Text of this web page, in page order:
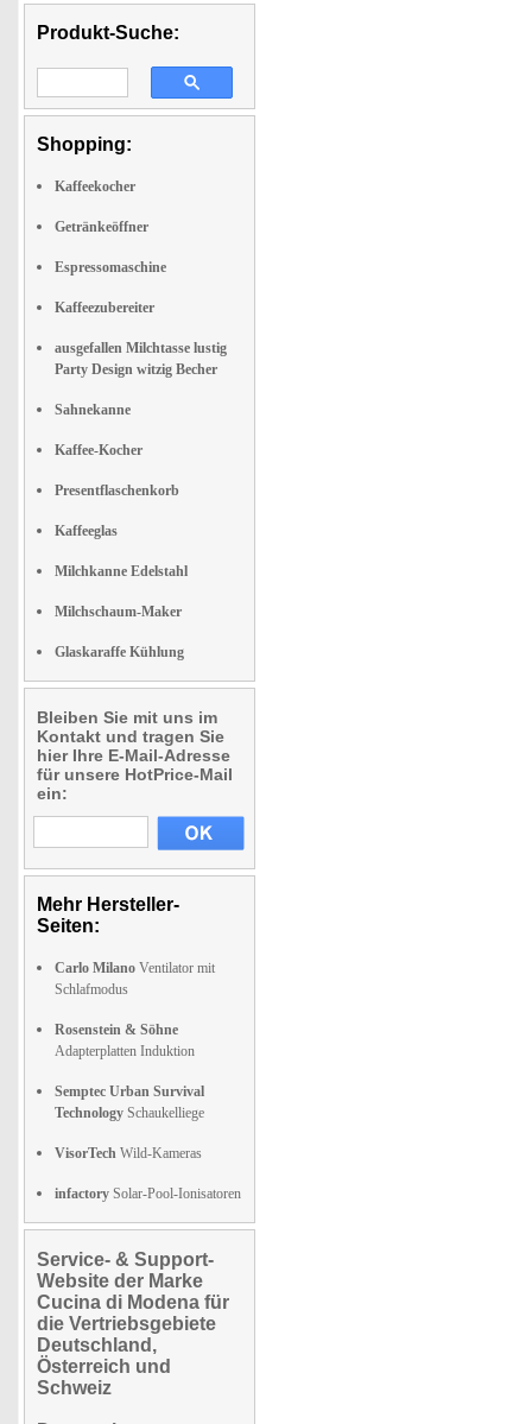
Produkt-Suche:
Shopping:
Kaffeekocher
Getränkeöffner
Espressomaschine
Kaffeezubereiter
ausgefallen Milchtasse lustig
Party Design witzig Becher
Sahnekanne
Kaffee-Kocher
Presentflaschenkorb
Kaffeeglas
Milchkanne Edelstahl
Milchschaum-Maker
Glaskaraffe Kühlung
Bleiben Sie mit uns im
Kontakt und tragen Sie
hier Ihre E-Mail-Adresse
für unsere HotPrice-Mail
ein:
Mehr Hersteller-
Seiten:
Carlo Milano Ventilator mit
Schlafmodus
Rosenstein & Söhne
Adapterplatten Induktion
Semptec Urban Survival
Technology Schaukelliege
VisorTech Wild-Kameras
infactory Solar-Pool-Ionisatoren
Service- & Support-
Website der Marke
Cucina di Modena für
die Vertriebsgebiete
Deutschland,
Österreich und
Schweiz